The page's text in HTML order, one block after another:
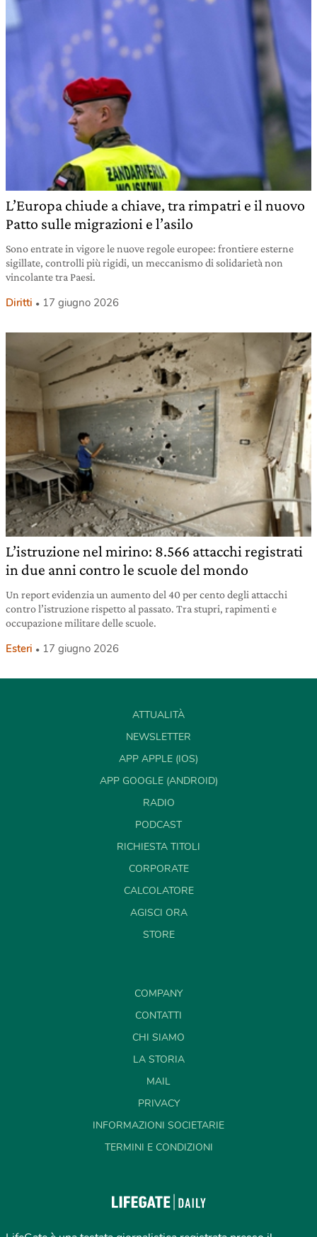
L’Europa chiude a chiave, tra rimpatri e il nuovo
Patto sulle migrazioni e l’asilo
Sono entrate in vigore le nuove regole europee: frontiere esterne
sigillate, controlli più rigidi, un meccanismo di solidarietà non
vincolante tra Paesi.
Diritti 17 giugno 2026
L’istruzione nel mirino: 8.566 attacchi registrati
in due anni contro le scuole del mondo
Un report evidenzia un aumento del 40 per cento degli attacchi
contro l’istruzione rispetto al passato. Tra stupri, rapimenti e
occupazione militare delle scuole.
Esteri 17 giugno 2026
ATTUALITÀ
NEWSLETTER
APP APPLE (IOS)
APP GOOGLE (ANDROID)
RADIO
PODCAST
RICHIESTA TITOLI
CORPORATE
CALCOLATORE
AGISCI ORA
STORE
COMPANY
CONTATTI
CHI SIAMO
LA STORIA
MAIL
PRIVACY
INFORMAZIONI SOCIETARIE
TERMINI E CONDIZIONI